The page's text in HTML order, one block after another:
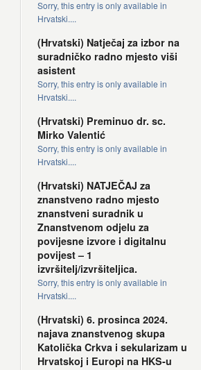
Sorry, this entry is only available in
Hrvatski....
(Hrvatski) Natječaj za izbor na
suradničko radno mjesto viši
asistent
Sorry, this entry is only available in
Hrvatski....
(Hrvatski) Preminuo dr. sc.
Mirko Valentić
Sorry, this entry is only available in
Hrvatski....
(Hrvatski) NATJEČAJ za
znanstveno radno mjesto
znanstveni suradnik u
Znanstvenom odjelu za
povijesne izvore i digitalnu
povijest – 1
izvršitelj/izvršiteljica.
Sorry, this entry is only available in
Hrvatski....
(Hrvatski) 6. prosinca 2024.
najava znanstvenog skupa
Katolička Crkva i sekularizam u
Hrvatskoj i Europi na HKS-u